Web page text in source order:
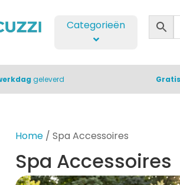
geleverd
Home/ Spa Accessoires
Spa Accessoires